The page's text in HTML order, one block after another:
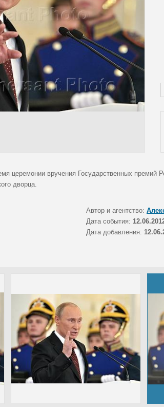
церемонии вручения Государственных премий
дворца.
Автор и агентство:
Дата события:
Дата добавления: